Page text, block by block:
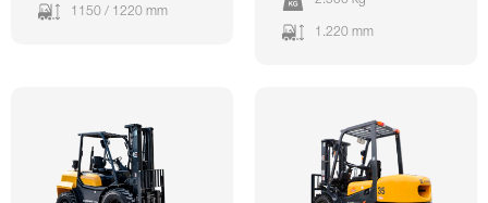
1150 / 1220 mm
1.220 mm